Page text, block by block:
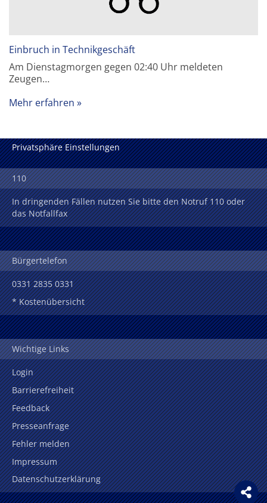
Einbruch in Technikgeschäft
Am Dienstagmorgen gegen 02:40 Uhr meldeten
Zeugen…
Mehr erfahren
Privatsphäre Einstellungen
110
In dringenden Fällen nutzen Sie bitte den Notruf 110 oder
das Notfallfax
Bürgertelefon
0331 2835 0331
* Kostenübersicht
Wichtige Links
Login
Barrierefreiheit
Feedback
Presseanfrage
Fehler melden
Impressum
Datenschutzerklärung